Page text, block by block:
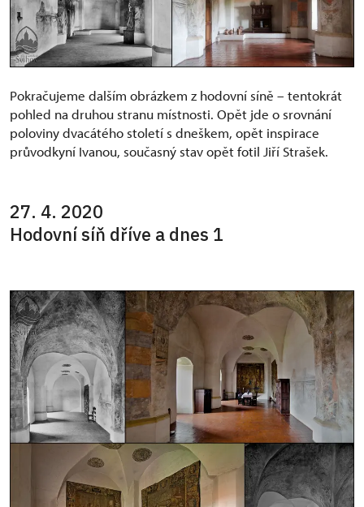
Pokračujeme dalším obrázkem z hodovní síně – tentokrát
pohled na druhou stranu místnosti. Opět jde o srovnání
poloviny dvacátého století s dneškem, opět inspirace
průvodkyní Ivanou, současný stav opět fotil Jiří Strašek.
27. 4. 2020
Hodovní síň dříve a dnes 1